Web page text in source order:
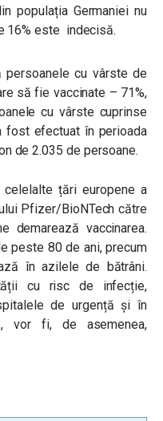
populația Germaniei nu
16% este indecisă.
persoanele cu vârste de
să fie vaccinate – 71%,
cu vârste cuprinse
fost efectuat în perioada
de 2.035 de persoane.
țări europene a
Pfizer/BioNTech către
demarează vaccinarea.
peste 80 de ani, precum
în azilele de bătrâni.
cu risc de infecție,
de urgență și în
vor fi, de asemenea,